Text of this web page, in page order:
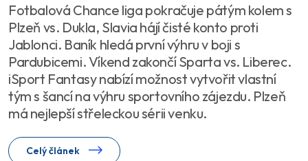
Fotbalová Chance liga pokračuje pátým kolem s
Plzeň vs. Dukla, Slavia hájí čisté konto proti
Jablonci. Baník hledá první výhru v boji s
Pardubicemi. Víkend zakončí Sparta vs. Liberec.
iSport Fantasy nabízí možnost vytvořit vlastní
tým s šancí na výhru sportovního zájezdu. Plzeň
má nejlepší střeleckou sérii venku.
Celý článek